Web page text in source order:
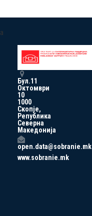
a
Бул.11
Октомври
10
1000
Скопје,
Република
Северна
Македонија
open.data@sobranie.mk
www.sobranie.mk